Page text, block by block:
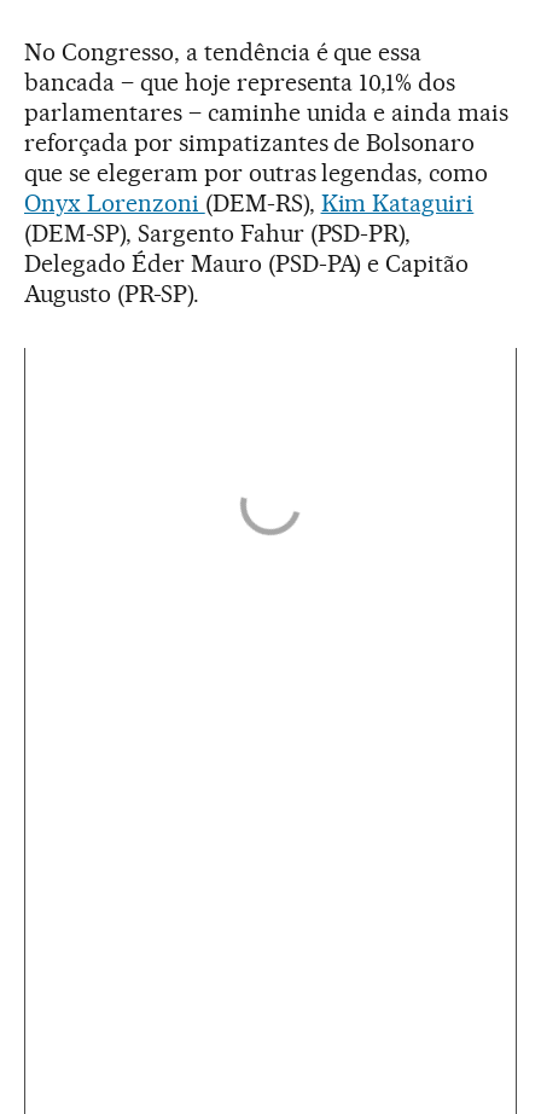
No Congresso, a tendência é que essa
bancada – que hoje representa 10,1% dos
parlamentares – caminhe unida e ainda mais
reforçada por simpatizantes de Bolsonaro
que se elegeram por outras legendas, como
Onyx Lorenzoni (DEM-RS), Kim Kataguiri
(DEM-SP), Sargento Fahur (PSD-PR),
Delegado Éder Mauro (PSD-PA) e Capitão
Augusto (PR-SP).